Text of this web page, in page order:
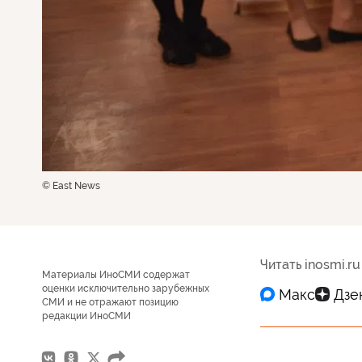
© East News
Материалы ИноСМИ содержат
оценки исключительно зарубежных
СМИ и не отражают позицию
редакции ИноСМИ
Читать inosmi.ru